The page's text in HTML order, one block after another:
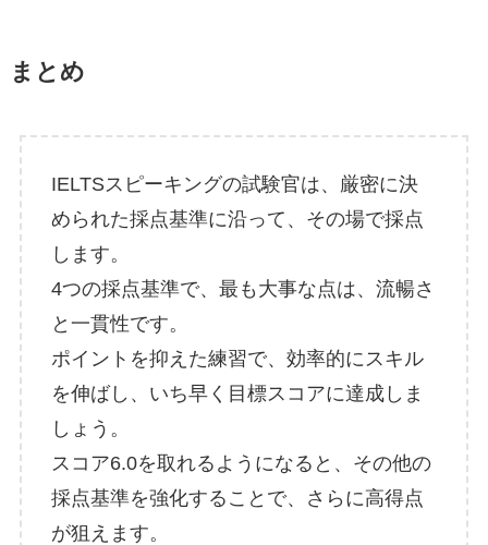
まとめ
IELTSスピーキングの試験官は、厳密に決
められた採点基準に沿って、その場で採点
します。
4つの採点基準で、最も大事な点は、流暢さ
と一貫性です。
ポイントを抑えた練習で、効率的にスキル
を伸ばし、いち早く目標スコアに達成しま
しょう。
スコア6.0を取れるようになると、その他の
採点基準を強化することで、さらに高得点
が狙えます。